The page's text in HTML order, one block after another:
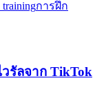
trainingการฝึก
วรัลจาก TikTok